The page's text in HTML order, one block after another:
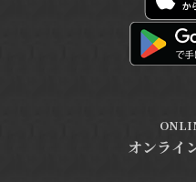
オンライ